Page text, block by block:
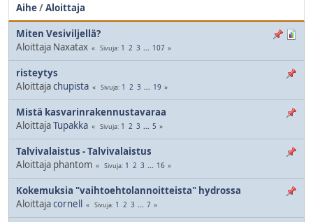
Aihe/Aloittaja
Miten Vesiviljellä?
Aloittaja Naxatax
Sivuja 1 2 3 ... 107
risteytys
Aloittajachupista Sivuja 1 2 3 ... 19
Mistä kasvarinrakennustavaraa
AloittajaTupakka Sivuja 1 2 3 ... 5
Talvivalaistus - Talvivalaistus
Aloittaja phantom
Sivuja 1 2 3 ... 16
Kokemuksia "vaihtoehtolannoitteista" hydrossa
Aloittajacornell Sivuja 1 2 3 ... 7